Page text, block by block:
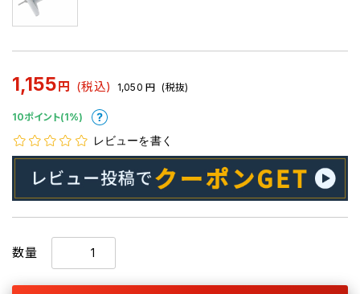
1,155 円 (税込) 1,050 円 (税抜)
10ポイント(1%)
レビューを書く
数量